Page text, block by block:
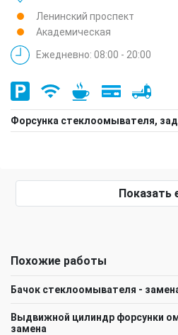
Ленинский проспект
Академическая
Ежедневно: 08:00 - 20:00
Форсунка стеклоомывателя,
Показать
Похожие работы
Бачок стеклоомывателя -
Выдвижной цилиндр форсунки
замена